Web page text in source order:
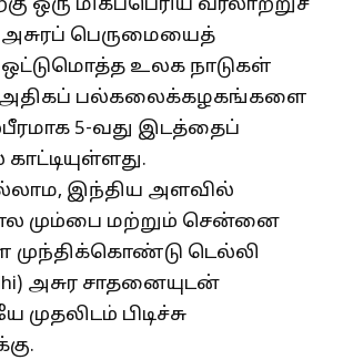
ஒரு மிகப்பெரிய வரலாற்றுச்
அசுரப் பெருமையைத்
ஒட்டுமொத்த உலக நாடுகள்
அதிகப் பல்கலைக்கழகங்களை
5-வது இடத்தைப்
காட்டியுள்ளது.
இந்திய அளவில்
மும்பை மற்றும் சென்னை
முந்திக்கொண்டு டெல்லி
அசுர சாதனையுடன்
முதலிடம் பிடிச்சு